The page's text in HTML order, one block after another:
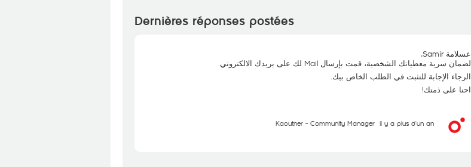
Dernières réponses postées
عسلامة Samir,
لضمان سرية معطياتك الشخصية، قمت بإرسال Mail لك على بريدك الالكتروني.
الرجاء الإجابة للتثبت في الطلب الخاص بيك.
احنا على ذمتك!
Kaouther - Community Manager il y a plus d'un an